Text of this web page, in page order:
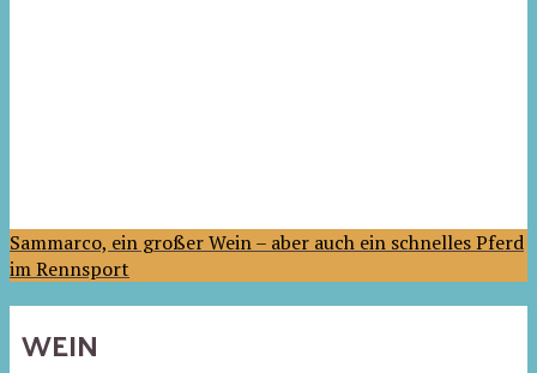
Sammarco, ein großer Wein – aber auch ein schnelles Pferd
im Rennsport
WEIN